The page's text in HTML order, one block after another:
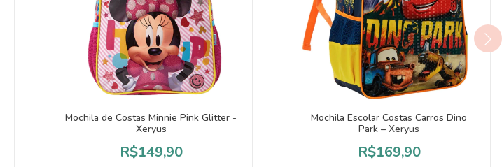
Mochila de Costas Minnie Pink Glitter -
Xeryus
R$149,90
Mochila Escolar Costas Carros Dino
Park – Xeryus
R$169,90